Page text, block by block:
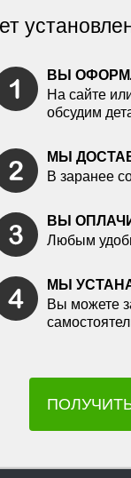
ВЫ
На сайте
обсудим
МЫ
В заранее
ВЫ
Любым
МЫ
Вы можете